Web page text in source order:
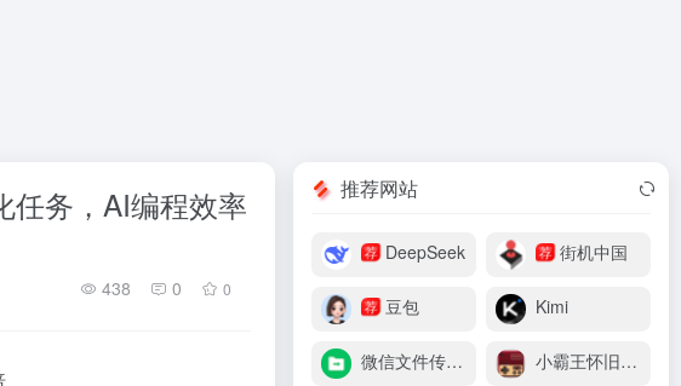
任务，AI编程效率
438 0 0
推荐网站
荐 DeepSeek 荐 街机中国
荐 豆包 Kimi
微信文件传输助手 小霸王怀旧游戏机